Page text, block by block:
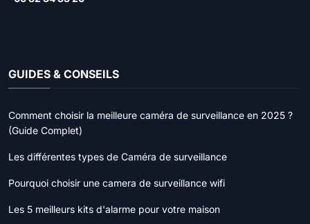
GUIDES & CONSEILS
Comment choisir la meilleure caméra de surveillance en 2025 ?
(Guide Complet)
Les différentes types de Caméra de surveillance
Pourquoi choisir une camera de surveillance wifi
Les 5 meilleurs kits d'alarme pour votre maison